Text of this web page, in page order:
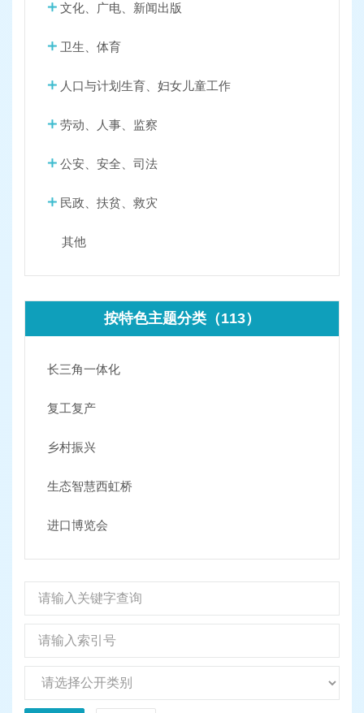
文化、广电、新闻出版
卫生、体育
人口与计划生育、妇女儿童工作
劳动、人事、监察
公安、安全、司法
民政、扶贫、救灾
其他
按特色主题分类（113）
长三角一体化
复工复产
乡村振兴
生态智慧西虹桥
进口博览会